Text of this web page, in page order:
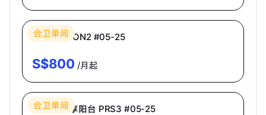
合卫单间
普通房 ECON2 #05-25
S$800 /月起
合卫单间
高级房·共享阳台 PRS3 #05-25